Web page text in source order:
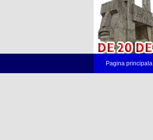
Pagina principala